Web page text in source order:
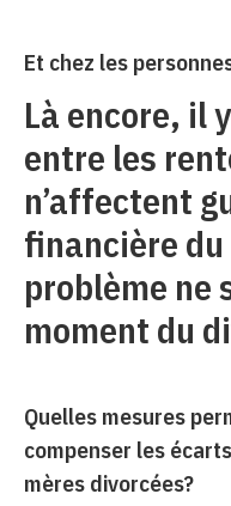
Et chez les
Là encore, il
entre les
n’affectent
financière du
problème ne
moment du
Quelles mesures
compenser les
mères divorcées?